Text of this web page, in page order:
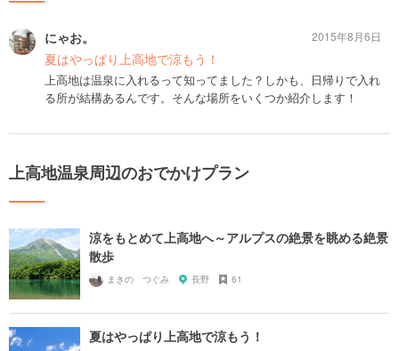
にゃお。
夏はやっぱり上高地で涼もう！
上高地は温泉に入れるって知ってました？しかも、日帰りで入れ
る所が結構あるんです。そんな場所をいくつか紹介します！
2015年8月6日
上高地温泉周辺のおでかけプラン
涼をもとめて上高地へ～アルプスの絶景を眺める絶景
散歩
まきの つぐみ 長野 61
夏はやっぱり上高地で涼もう！